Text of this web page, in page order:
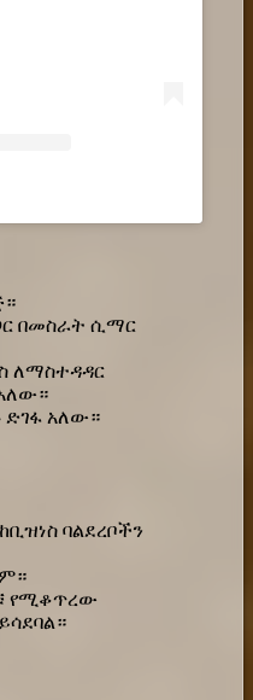
በመስራት ሲማር
ለማስተዳዳር
አለው።
ባልደረቦችን
የሚቆጥረው